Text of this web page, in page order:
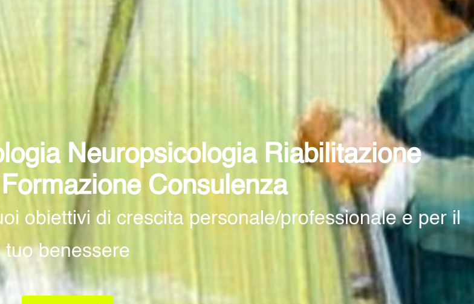
Neuropsicologia Riabilitazione
Consulenza
obiettivi di crescita personale/professionale e per il
tuo benessere